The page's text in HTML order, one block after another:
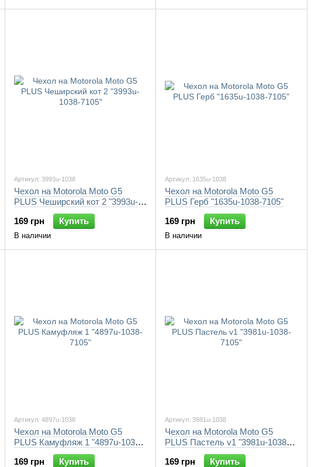
Артикул: 3993u-1038
Чехол на Motorola Moto G5
PLUS Чеширский кот 2 "3993u-
1038-7105"
169 грн
Купить
В наличии
Артикул: 1635u-1038
Чехол на Motorola Moto G5
PLUS Герб "1635u-1038-7105"
169 грн
Купить
В наличии
Артикул: 4897u-1038
Чехол на Motorola Moto G5
PLUS Камуфляж 1 "4897u-1038-
169 грн
Купить
Артикул: 3981u-1038
Чехол на Motorola Moto G5
PLUS Пастель v1 "3981u-1038-
169 грн
Купить